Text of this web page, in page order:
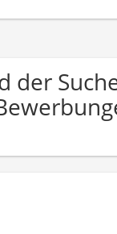
der